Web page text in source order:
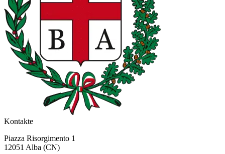
Kontakte
Piazza Risorgimento 1
12051 Alba (CN)